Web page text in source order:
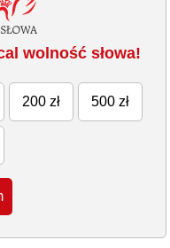
wolność słowa!
200 zł 500 zł